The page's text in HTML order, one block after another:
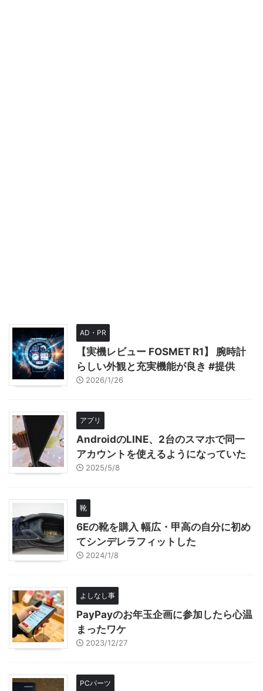
AD・PR
【実機レビュー FOSMET R1】 腕時計
らしい外観と充実機能が良き #提供
2026/1/26
アプリ
AndroidのLINE、2台のスマホで同一
アカウントを使えるようになっていた
2025/5/8
靴
6Eの靴を購入 幅広・甲高の自分に初め
てシンデレラフィットした
2024/1/8
よしなし事
PayPayのお年玉企画に参加したら心温
まったワケ
2023/12/27
PCパーツ